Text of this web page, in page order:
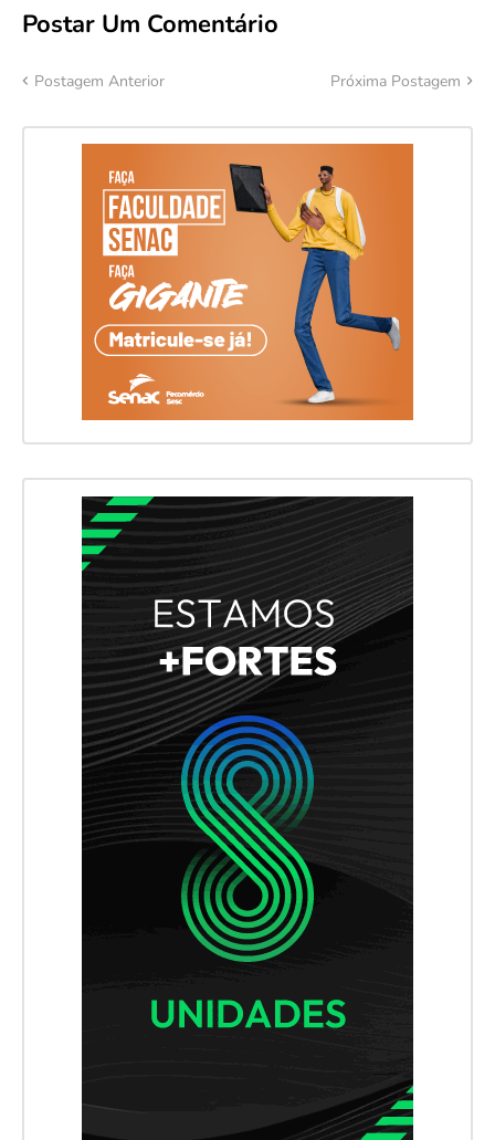
Postar Um Comentário
Postagem Anterior Próxima Postagem